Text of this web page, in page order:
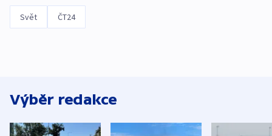
Svět ČT24
Výběr redakce